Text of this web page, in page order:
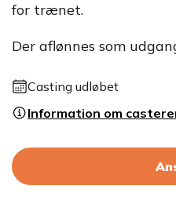
for trænet.
Der aflønnes som
Casting udløbet
Information om